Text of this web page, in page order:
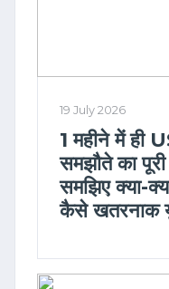
19 July 2026
1 महीने में ही
समझौते का पूरी
समझिए क्या-
कैसे खतरनाक